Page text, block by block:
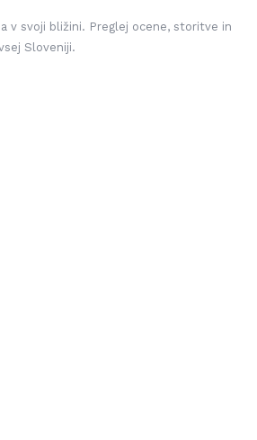
v svoji bližini. Preglej ocene, storitve in
Sloveniji.